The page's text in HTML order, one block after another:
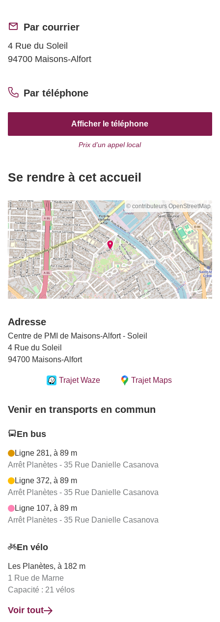
Par courrier
4 Rue du Soleil
94700 Maisons-Alfort
Par téléphone
Afficher le téléphone
Prix d’un appel local
Se rendre à cet accueil
© contributeurs OpenStreetMap
Adresse
Centre de PMI de Maisons-Alfort - Soleil
4 Rue du Soleil
94700 Maisons-Alfort
Trajet Waze Trajet Maps
Venir en transports en commun
En bus
Ligne 281, à 89 m
Arrêt Planètes - 35 Rue Danielle Casanova
Ligne 372, à 89 m
Arrêt Planètes - 35 Rue Danielle Casanova
Ligne 107, à 89 m
Arrêt Planètes - 35 Rue Danielle Casanova
En vélo
Les Planètes, à 182 m
1 Rue de Marne
Capacité : 21 vélos
Voir tout